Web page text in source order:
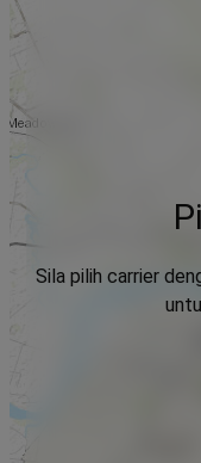
Sila pilih carrier